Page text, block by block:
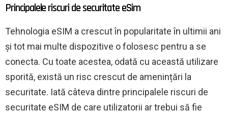
Principalele riscuri de securitate eSim
Tehnologia eSIM a crescut în popularitate în ultimii ani
și tot mai multe dispozitive o folosesc pentru a se
conecta. Cu toate acestea, odată cu această utilizare
sporită, există un risc crescut de amenințări la
securitate. Iată câteva dintre principalele riscuri de
securitate eSIM de care utilizatorii ar trebui să fie